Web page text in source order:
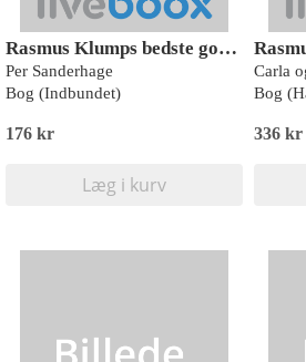
Rasmus Klumps bedste godnathistorier
Per Sanderhage
Bog (Indbundet)
176 kr
Læg i kurv
Carla
Bog
336 kr